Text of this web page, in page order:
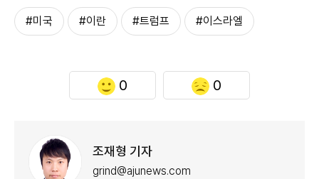
#미국 #이란 #트럼프 #이스라엘
0 0
조재형 기자
grind@ajunews.com